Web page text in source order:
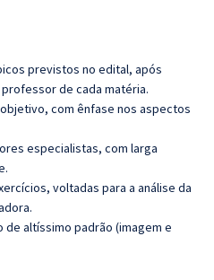
previstos no edital, após
de cada matéria.
com ênfase nos aspectos
especialistas, com larga
voltadas para a análise da
de altíssimo padrão (imagem e